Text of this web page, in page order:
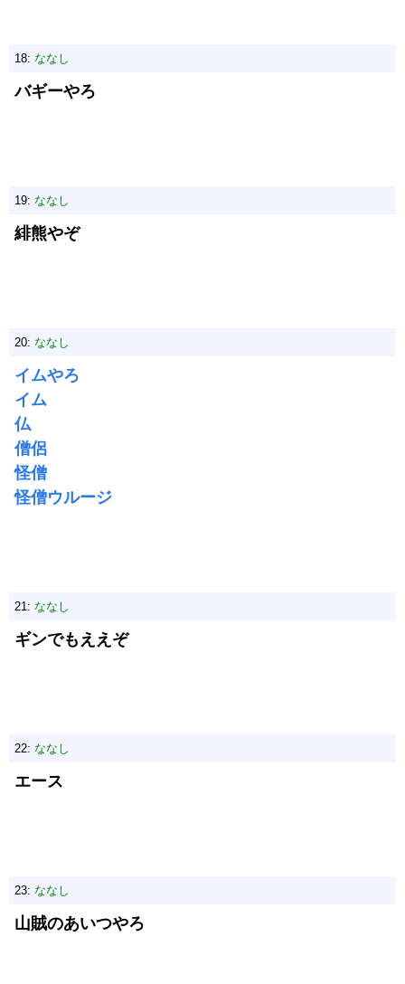
18: ななし
バギーやろ
19: ななし
緋熊やぞ
20: ななし
イムやろ
イム
仏
僧侶
怪僧
怪僧ウルージ
21: ななし
ギンでもええぞ
22: ななし
エース
23: ななし
山賊のあいつやろ